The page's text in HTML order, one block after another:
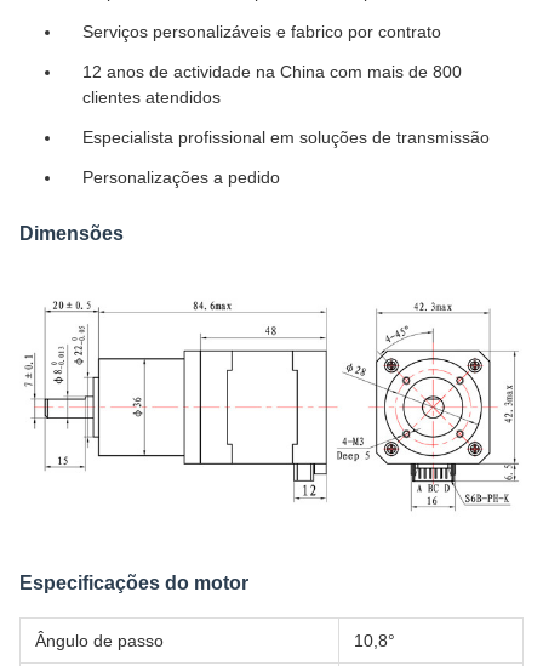
Serviços personalizáveis e fabrico por contrato
12 anos de actividade na China com mais de 800
clientes atendidos
Especialista profissional em soluções de transmissão
Personalizações a pedido
Dimensões
Especificações do motor
Ângulo de passo 10,8°